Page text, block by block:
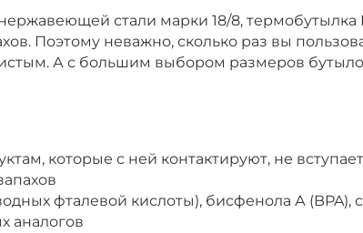
стали марки 18/8,
Поэтому неважно, сколько раз вы
А с большим выбором размеров
которые с ней контактируют, не
фталевой кислоты), бисфенола А (BPA),
аналогов